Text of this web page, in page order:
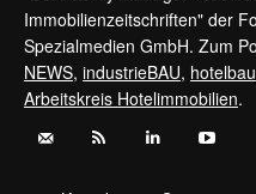
Immobilienzeitschriften" der
Spezialmedien GmbH. Zum
NEWS, industrieBAU, hotelbau
Arbeitskreis Hotelimmobilien.